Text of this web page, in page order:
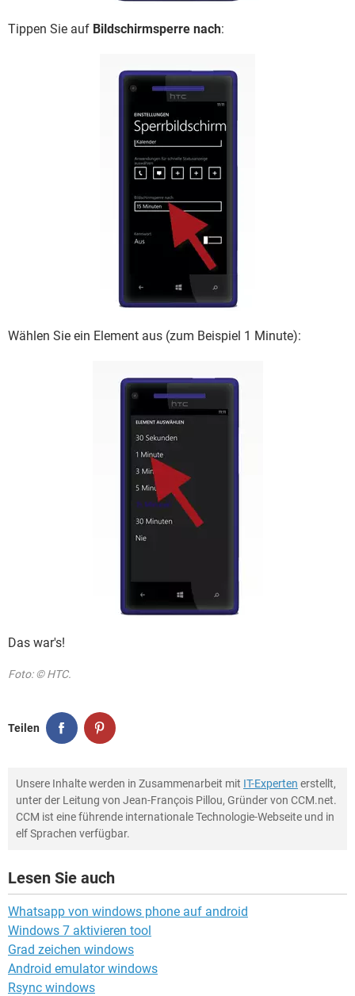
Tippen Sie auf Bildschirmsperre nach:
Wählen Sie ein Element aus (zum Beispiel 1 Minute):
Das war's!
Foto: © HTC.
Teilen
Unsere Inhalte werden in Zusammenarbeit mit IT-Experten erstellt,
unter der Leitung von Jean-François Pillou, Gründer von CCM.net.
CCM ist eine führende internationale Technologie-Webseite und in
elf Sprachen verfügbar.
Lesen Sie auch
Whatsapp von windows phone auf android
Windows 7 aktivieren tool
Grad zeichen windows
Android emulator windows
Rsync windows